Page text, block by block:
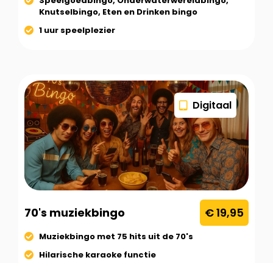
Knutselbingo, Eten en Drinken bingo
1 uur speelplezier
Digitaal
70's muziekbingo € 19,95
Muziekbingo met 75 hits uit de 70's
Hilarische karaoke functie